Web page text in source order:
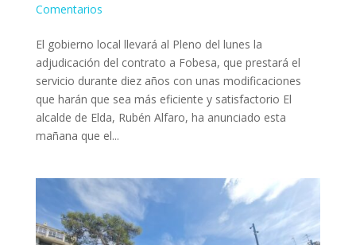
Comentarios
El gobierno local llevará al Pleno del lunes la
adjudicación del contrato a Fobesa, que prestará el
servicio durante diez años con unas modificaciones
que harán que sea más eficiente y satisfactorio El
alcalde de Elda, Rubén Alfaro, ha anunciado esta
mañana que el...